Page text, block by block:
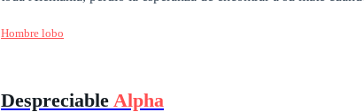
llevará todo a su paso.
Hombre lobo
Despreciable Alpha